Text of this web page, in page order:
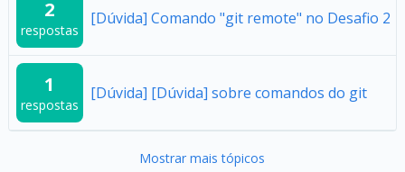
2
respostas
[Dúvida] Comando "git remote" no Desafio 2
1
respostas
[Dúvida] [Dúvida] sobre comandos do git
Mostrar mais tópicos